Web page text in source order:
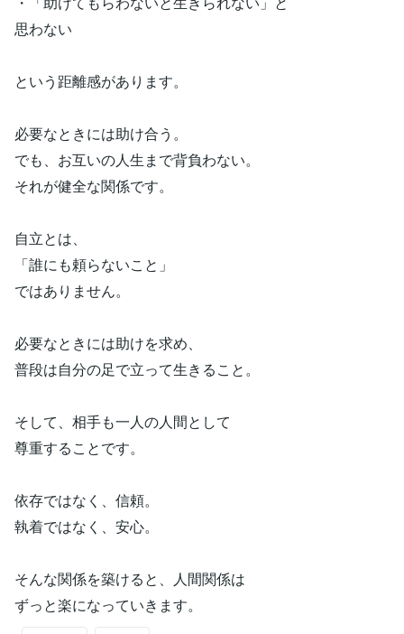
思わない
という距離感があります。
必要なときには助け合う。
でも、お互いの人生まで背負わない。
それが健全な関係です。
自立とは、
「誰にも頼らないこと」
ではありません。
必要なときには助けを求め、
普段は自分の足で立って生きること。
そして、相手も一人の人間として
尊重することです。
依存ではなく、信頼。
執着ではなく、安心。
そんな関係を築けると、人間関係は
ずっと楽になっていきます。